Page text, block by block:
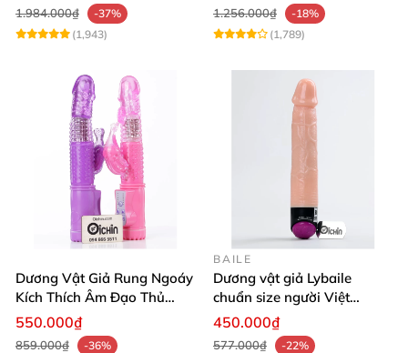
1.984.000₫
-37%
(1,943)
1.256.000₫
-18%
(1,789)
Dương Vật Giả Rung Ngoáy
Kích Thích Âm Đạo Thủ
Dâm Cho Nữ
550.000₫
859.000₫
-36%
BAILE
Dương vật giả Lybaile
chuẩn size người Việt
silicone mềm thơm
450.000₫
577.000₫
-22%